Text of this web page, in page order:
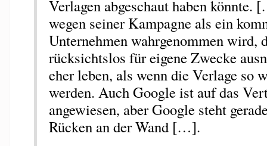
Verlagen abgeschaut haben
wegen seiner Kampagne als ein
Unternehmen wahrgenommen wird,
rücksichtslos für eigene Zwecke
eher leben, als wenn die Verlage so
werden. Auch Google ist auf das
angewiesen, aber Google steht
Rücken an der Wand […].